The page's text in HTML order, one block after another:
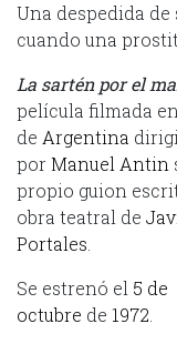
Una despedida
cuando una
La sartén por el
película filmada
de Argentina
porManuel Antin
propio guion
obra teatral de
Portales
Se estrenó el 5 de
octubre de 1972